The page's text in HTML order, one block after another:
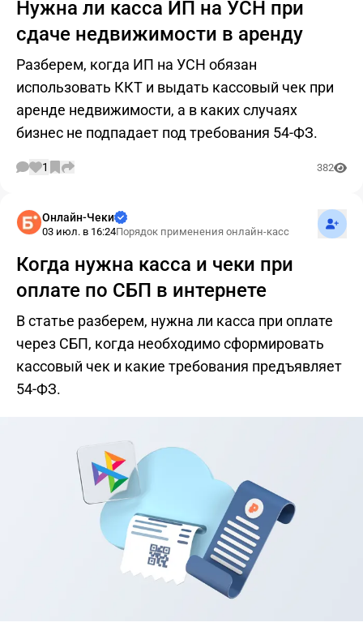
Нужна ли касса ИП на УСН при
сдаче недвижимости в аренду
Разберем, когда ИП на УСН обязан
использовать ККТ и выдать кассовый чек при
аренде недвижимости, а в каких случаях
бизнес не подпадает под требования 54-ФЗ.
1 382
Онлайн-Чеки
03 июл. в 16:24Порядок применения онлайн-касс
Когда нужна касса и чеки при
оплате по СБП в интернете
В статье разберем, нужна ли касса при оплате
через СБП, когда необходимо сформировать
кассовый чек и какие требования предъявляет
54-ФЗ.